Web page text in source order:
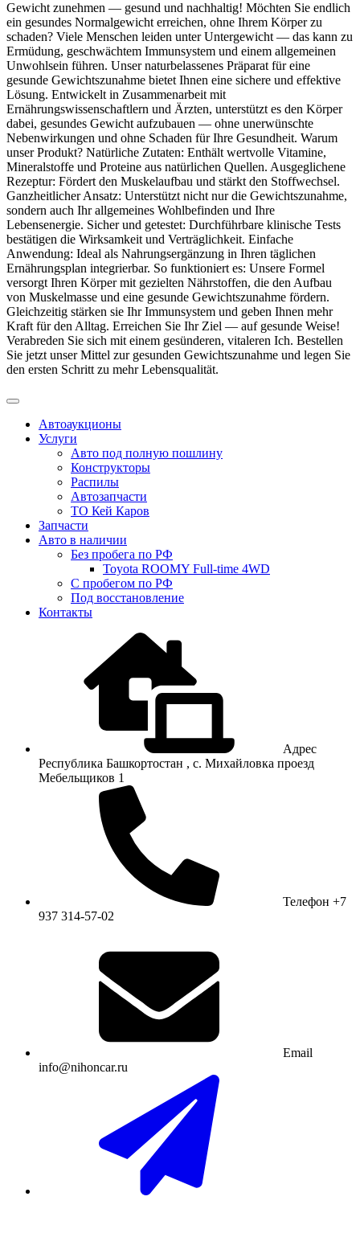
Gewicht zunehmen — gesund und nachhaltig! Möchten Sie endlich
ein gesundes Normalgewicht erreichen, ohne Ihrem Körper zu
schaden? Viele Menschen leiden unter Untergewicht — das kann zu
Ermüdung, geschwächtem Immunsystem und einem allgemeinen
Unwohlsein führen. Unser naturbelassenes Präparat für eine
gesunde Gewichtszunahme bietet Ihnen eine sichere und effektive
Lösung. Entwickelt in Zusammenarbeit mit
Ernährungswissenschaftlern und Ärzten, unterstützt es den Körper
dabei, gesundes Gewicht aufzubauen — ohne unerwünschte
Nebenwirkungen und ohne Schaden für Ihre Gesundheit. Warum
unser Produkt? Natürliche Zutaten: Enthält wertvolle Vitamine,
Mineralstoffe und Proteine aus natürlichen Quellen. Ausgeglichene
Rezeptur: Fördert den Muskelaufbau und stärkt den Stoffwechsel.
Ganzheitlicher Ansatz: Unterstützt nicht nur die Gewichtszunahme,
sondern auch Ihr allgemeines Wohlbefinden und Ihre
Lebensenergie. Sicher und getestet: Durchführbare klinische Tests
bestätigen die Wirksamkeit und Verträglichkeit. Einfache
Anwendung: Ideal als Nahrungsergänzung in Ihren täglichen
Ernährungsplan integrierbar. So funktioniert es: Unsere Formel
versorgt Ihren Körper mit gezielten Nährstoffen, die den Aufbau
von Muskelmasse und eine gesunde Gewichtszunahme fördern.
Gleichzeitig stärken sie Ihr Immunsystem und geben Ihnen mehr
Kraft für den Alltag. Erreichen Sie Ihr Ziel — auf gesunde Weise!
Verabreden Sie sich mit einem gesünderen, vitaleren Ich. Bestellen
Sie jetzt unser Mittel zur gesunden Gewichtszunahme und legen Sie
den ersten Schritt zu mehr Lebensqualität.
Автоаукционы
Услуги
Авто под полную пошлину
Конструкторы
Распилы
Автозапчасти
ТО Кей Каров
Запчасти
Авто в наличии
Без пробега по РФ
Toyota ROOMY Full-time 4WD
С пробегом по РФ
Под восстановление
Контакты
Адрес
Республика Башкортостан , с. Михайловка проезд
Мебельщиков 1
Телефон +7
937 314-57-02
Email
info@nihoncar.ru